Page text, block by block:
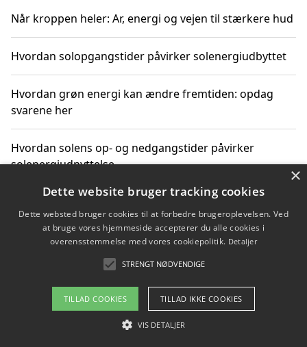
Når kroppen heler: Ar, energi og vejen til stærkere hud
Hvordan solopgangstider påvirker solenergiudbyttet
Hvordan grøn energi kan ændre fremtiden: opdag
svarene her
Hvordan solens op- og nedgangstider påvirker
solenergiudnyttelse
Hvordan du får svar på energispørgsmål om
vedvarende energikilder
Om / kontakt
Blog Betingelser
×
Dette website bruger tracking cookies
Dette websted bruger cookies til at forbedre brugeroplevelsen. Ved
at bruge vores hjemmeside accepterer du alle cookies i
overensstemmelse med vores cookiepolitik. Detaljer
STRENGT NØDVENDIGE
TILLAD COOKIES TILLAD IKKE COOKIES
VIS DETALJER